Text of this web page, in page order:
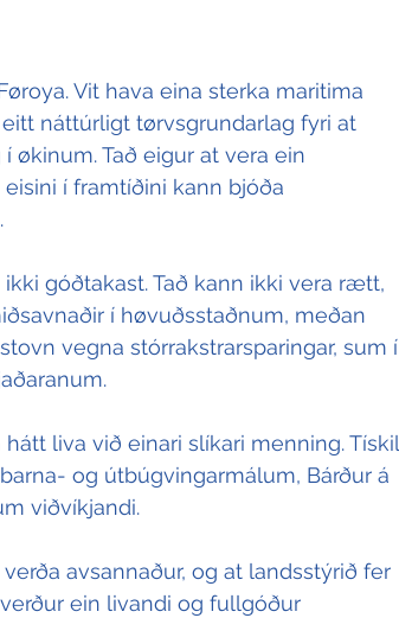
Vit hava eina sterka maritima
náttúrligt tørvsgrundarlag fyri at
økinum. Tað eigur at vera ein
í framtíðini kann bjóða
góðtakast. Tað kann ikki vera rætt,
í høvuðsstaðnum, meðan
vegna stórrakstrarsparingar, sum í
liva við einari slíkari menning. Tískil
og útbúgvingarmálum, Bárður á
viðvíkjandi.
avsannaður, og at landsstýrið fer
ein livandi og fullgóður